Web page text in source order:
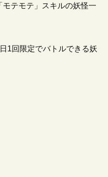
テモテ」スキルの妖怪一
1回限定でバトルできる妖